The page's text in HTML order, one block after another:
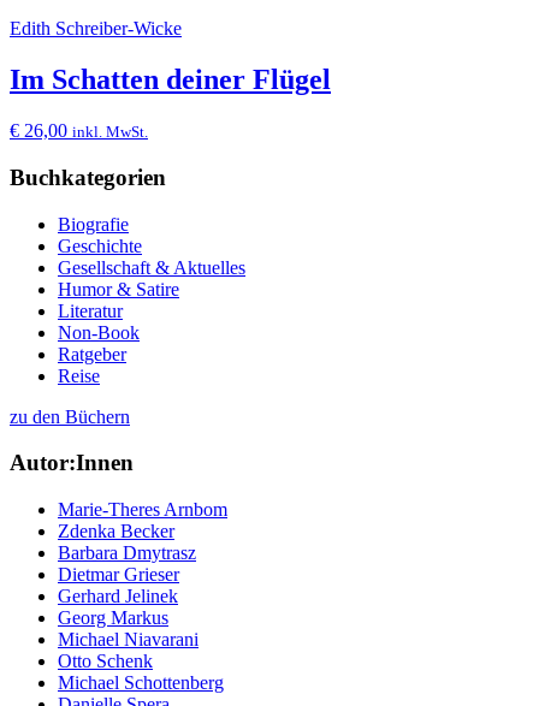
Edith Schreiber-Wicke
Im Schatten deiner Flügel
€ 26,00 inkl. MwSt.
Buchkategorien
Biografie
Geschichte
Gesellschaft & Aktuelles
Humor & Satire
Literatur
Non-Book
Ratgeber
Reise
zu den Büchern
Autor:Innen
Marie-Theres Arnbom
Zdenka Becker
Barbara Dmytrasz
Dietmar Grieser
Gerhard Jelinek
Georg Markus
Michael Niavarani
Otto Schenk
Michael Schottenberg